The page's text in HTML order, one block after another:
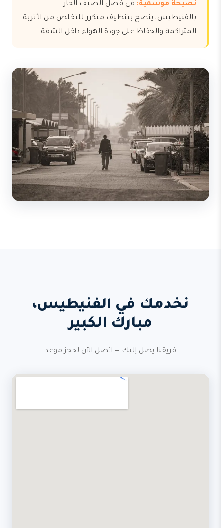
نصيحة موسمية: في فصل الصيف الحار
بالفنيطيس، ينصح بتنظيف متكرر للتخلص من الأتربة
المتراكمة والحفاظ على جودة الهواء داخل الشقة.
نخدمك في الفنيطيس،
مبارك الكبير
فريقنا يصل إليك — اتصل الآن لحجز موعد